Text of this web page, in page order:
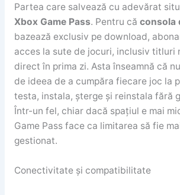
Partea care salvează cu adevărat
Xbox Game Pass. Pentru că consola
bazează exclusiv pe download,
acces la sute de jocuri, inclusiv titluri
direct în prima zi. Asta înseamnă că
de ideea de a cumpăra fiecare joc la
testa, instala, șterge și reinstala fără
Într-un fel, chiar dacă spațiul e mai
Game Pass face ca limitarea să fie
gestionat.
Conectivitate și compatibilitate